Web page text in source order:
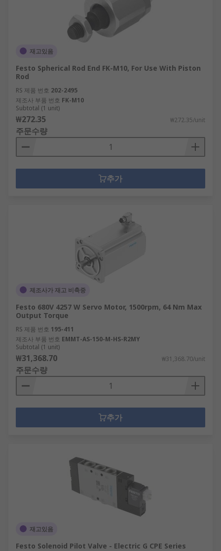
재고있음
Festo Spherical Rod End FK-M10, For Use With Piston
Rod
RS 제품 번호 202-2495
제조사 부품 번호 FK-M10
Subtotal (1 unit)
₩272.35 ₩272.35/unit
주문수량
추가
제조사가 재고 비축중
Festo 680V 4257 W Servo Motor, 1500rpm, 64 Nm Max
Output Torque
RS 제품 번호 195-411
제조사 부품 번호 EMMT-AS-150-M-HS-R2MY
Subtotal (1 unit)
₩31,368.70 ₩31,368.70/unit
주문수량
추가
재고있음
Festo Solenoid Pilot Valve - Electric G CPE Series